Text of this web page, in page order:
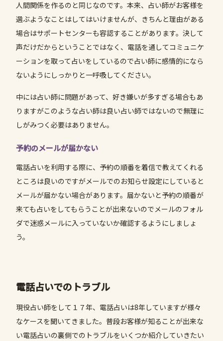
人間関係を作るのと同じなのです。本来、占い師がお客様を
選ぶようなことはしてはいけませんが、きちんと理由がある
場合はサポートセンターも容認することがあります。決して
声だけだからということではなく、電話を通してコミュニケ
ーションを取って占いをしているので占い師に感情的になら
ないようにしっかりと一呼吸してください。
中には占い師に問題があって、好き嫌いが多すぎる場合もあ
りますがこのような占い師は良い占い師ではないので無理に
しがみつく必要はありません。
予約のメールが届かない
電話占いを利用する際に、予約の順番を着信で教えてくれる
ところは良いのですがメールでのお知らせ設定にしていると
メールが届かない場合があります。届かないと予約の順番が
来ても占いをしてもらうことが出来ないのでメールのフォル
ダで迷惑メールに入っていないか確認するようにしましょ
う。
電話占いでのトラブル
現役占い師をして１７年、電話占いは8年していますが様々
なケースを聞いてきました。普段お客様が知ることが出来な
い電話占いの裏側でのトラブルをいくつか紹介していきたい